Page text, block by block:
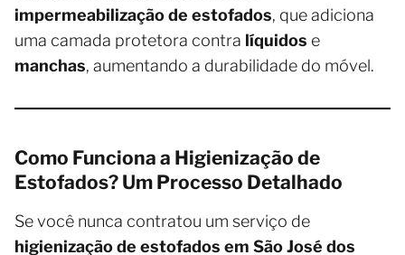
impermeabilização de estofados, que adiciona
uma camada protetora contra líquidos e
manchas, aumentando a durabilidade do móvel.
Como Funciona a Higienização de
Estofados? Um Processo Detalhado
Se você nunca contratou um serviço de
higienização de estofados em São José dos